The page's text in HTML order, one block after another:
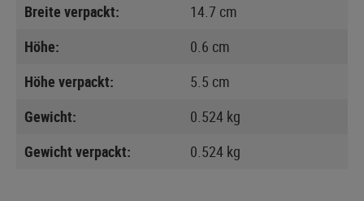
Breite verpackt:
14.7 cm
Höhe:
0.6 cm
Höhe verpackt:
5.5 cm
Gewicht:
0.524 kg
Gewicht verpackt:
0.524 kg